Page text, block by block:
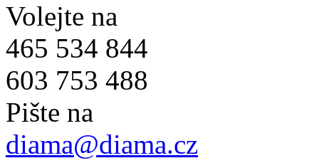
Volejte na
465 534 844
603 753 488
Pište na
diama@diama.cz